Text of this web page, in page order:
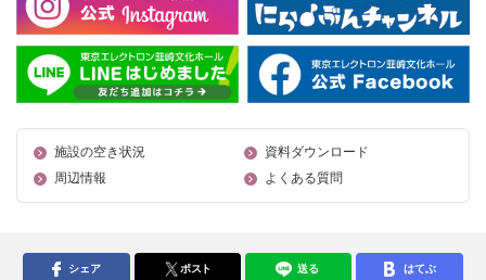
施設の空き状況
資料ダウンロード
周辺情報
よくある質問
シェア ポスト 送る はてぶ